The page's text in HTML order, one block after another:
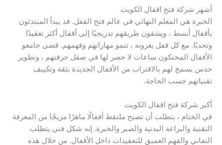
أشهر شركة فتح اقفال الكويت
الخبرة هي المعلم النهائي في عالم فتح القفل. قد يبدأ المبتدئون
بأقفال أبسط ، ويشقون طريقهم تدريجيًا إلى أقفال أكثر تعقيدًا
وتحديًا. مع كل قفل يغزونه ، تنمو مهاراتهم وفهمهم. قضى جامعو
الأقفال المحنكون ساعات لا حصر لها في صقل حرفتهم ، وتطوير
حدس يسمح لهم بالاقتراب من الأقفال الجديدة بثقة وتكييف
تقنياتهم حسب الحاجة.
أكبر شركة فتح اقفال الكويت
في الختام ، يتطلب أن تصبح ملتقط أقفالًا ماهرًا مزيجًا من المعرفة
التقنية والبراعة البدنية والصبر والخبرة. إنه شكل فني يتطلب
التفاني والفهم العميق للتعقيدات داخل الأقفال. من خلال هذه